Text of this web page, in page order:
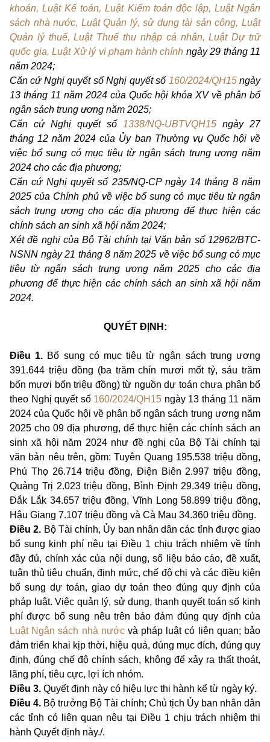
khoán, Luật Kế toán, Luật Kiểm toán độc lập, Luật Ngân
sách nhà nước, Luật Quản lý, sử dụng tài sản công, Luật
Quản lý thuế, Luật Thuế thu nhập cá nhân, Luật Dự trữ
quốc gia, Luật Xử lý vi phạm hành chính ngày 29 tháng 11
năm 2024;
Căn cứ Nghị quyết số Nghị quyết số 160/2024/QH15ngày
13 tháng 11 năm 2024 của Quốc hội khóa XV về phân bổ
ngân sách trung ương năm 2025;
Căn cứ Nghị quyết số 1338/NQ-UBTVQH15 ngày 27
tháng 12 năm 2024 của Ủy ban Thường vụ Quốc hội về
việc bổ sung có mục tiêu từ ngân sách trung ương năm
2024 cho các địa phương;
Căn cứ Nghị quyết số 235/NQ-CP ngày 14 tháng 8 năm
2025 của Chính phủ về việc bổ sung có mục tiêu từ ngân
sách trung ương cho các địa phương để thực hiện các
chính sách an sinh xã hội năm 2024;
Xét đề nghị của Bộ Tài chính tại Văn bản số 12962/BTC-
NSNN ngày 21 tháng 8 năm 2025 về việc bổ sung có mục
tiêu từ ngân sách trung ương năm 2025 cho các địa
phương để thực hiện các chính sách an sinh xã hội năm
2024.
QUYẾT ĐỊNH:
Điều 1. Bổ sung có mục tiêu từ ngân sách trung ương
391.644 triệu đồng (ba trăm chín mươi mốt tỷ, sáu trăm
bốn mươi bốn triệu đồng) từ nguồn dự toán chưa phân bổ
theo Nghị quyết số 160/2024/QH15 ngày 13 tháng 11 năm
2024 của Quốc hội về phân bổ ngân sách trung ương năm
2025 cho 09 địa phương, để thực hiện các chính sách an
sinh xã hội năm 2024 như đề nghị của Bộ Tài chính tại
văn bản nêu trên, gồm: Tuyên Quang 195.538 triệu đồng,
Phú Thọ 26.714 triệu đồng, Điện Biên 2.997 triệu đồng,
Quảng Trị 2.023 triệu đồng, Bình Định 29.349 triệu đồng,
Đắk Lắk 34.657 triệu đồng, Vĩnh Long 58.899 triệu đồng,
Hậu Giang 7.107 triệu đồng và Cà Mau 34.360 triệu đồng.
Điều 2. Bộ Tài chính, Ủy ban nhân dân các tỉnh được giao
bổ sung kinh phí nêu tại Điều 1 chịu trách nhiệm về tính
đầy đủ, chính xác của nội dung, số liệu báo cáo, đề xuất,
tuân thủ tiêu chuẩn, định mức, chế độ chi và các điều kiện
bổ sung dự toán, giao dự toán theo đúng quy định của
pháp luật. Việc quản lý, sử dụng, thanh quyết toán số kinh
phí được bổ sung nêu trên bảo đảm đúng quy định của
Luật Ngân sách nhà nướcvà pháp luật có liên quan; bảo
đảm triển khai kịp thời, hiệu quả, đúng mục đích, đúng quy
định, đúng chế độ chính sách, không để xảy ra thất thoát,
lãng phí, tiêu cực, lợi ích nhóm.
Điều 3. Quyết định này có hiệu lực thi hành kể từ ngày ký.
Điều 4. Bộ trưởng Bộ Tài chính; Chủ tịch Ủy ban nhân dân
các tỉnh có liên quan nêu tại Điều 1 chịu trách nhiệm thi
hành Quyết định này./.